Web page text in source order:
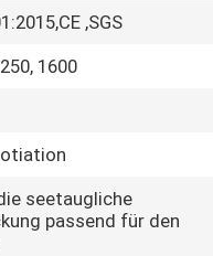
,SGS
1600
seetaugliche
passend für den